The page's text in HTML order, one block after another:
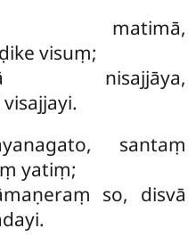
matimā,
visuṃ;
nisajjāya,
santaṃ
yatiṃ;
so, disvā